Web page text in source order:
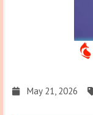
May 21, 2026